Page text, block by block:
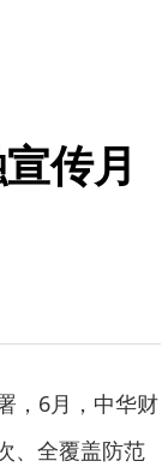
传月
，6月，中华财
、全覆盖防范